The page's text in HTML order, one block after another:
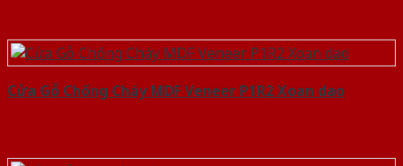
Cửa Gỗ Chống Cháy MDF Veneer P1R2 Xoan dao